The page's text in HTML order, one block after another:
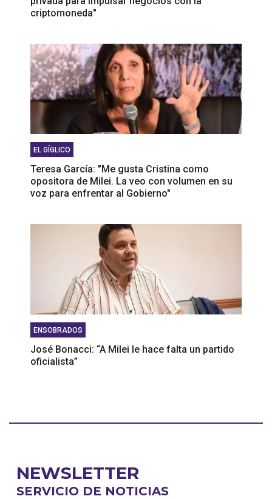
criptomoneda"
EL GÍGLICO
Teresa García: "Me gusta Cristina como
opositora de Milei. La veo con volumen en su
voz para enfrentar al Gobierno"
ENSOBRADOS
José Bonacci: “A Milei le hace falta un partido
oficialista”
NEWSLETTER
SERVICIO DE NOTICIAS